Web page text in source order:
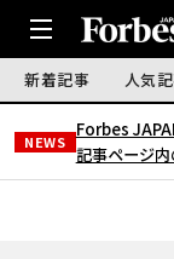
新着記事 人気
NEWS
Forbes
記事ページ